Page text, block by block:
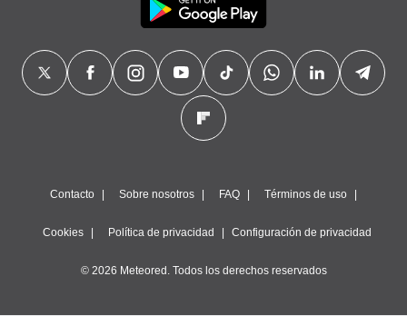
de
Contacto Sobre nosotros FAQ Términos de uso
Cookies Política de privacidad Configuración de privacidad
© 2026 Meteored. Todos los derechos reservados